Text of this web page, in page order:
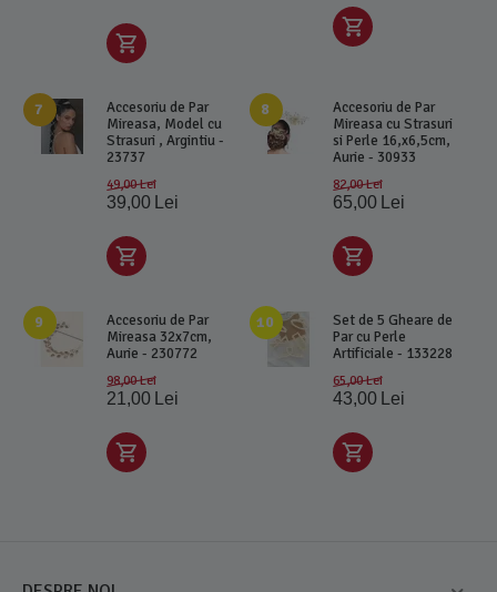
7
Accesoriu de Par
Mireasa, Model cu
Strasuri , Argintiu -
23737
49,00 Lei
39,00 Lei
8
Accesoriu de Par
Mireasa cu Strasuri
si Perle 16,x6,5cm,
Aurie - 30933
82,00 Lei
65,00 Lei
9
Accesoriu de Par
Mireasa 32x7cm,
Aurie - 230772
98,00 Lei
21,00 Lei
10
Set de 5 Gheare de
Par cu Perle
Artificiale - 133228
65,00 Lei
43,00 Lei